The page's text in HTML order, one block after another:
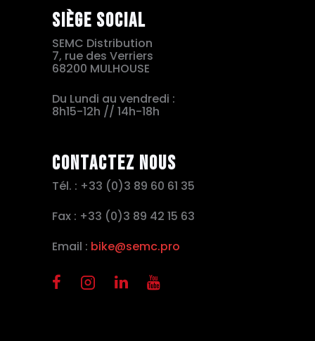
Siège social
SEMC Distribution
7, rue des Verriers
68200 MULHOUSE
Du Lundi au vendredi :
8h15-12h // 14h-18h
Contactez nous
Tél. : +33 (0)3 89 60 61 35
Fax : +33 (0)3 89 42 15 63
Email : bike@semc.pro